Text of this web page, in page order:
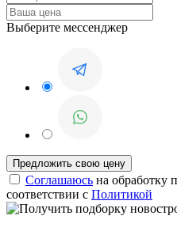
Выберите мессенджер
Соглашаюсь на обработку
соответствии с Политикой